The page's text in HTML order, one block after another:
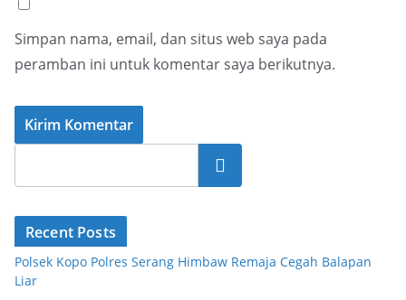
Simpan nama, email, dan situs web saya pada
peramban ini untuk komentar saya berikutnya.
Cari
Recent Posts
Polsek Kopo Polres Serang Himbaw Remaja Cegah Balapan
Liar